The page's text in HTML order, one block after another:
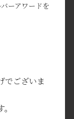
ーアワードを
でございま